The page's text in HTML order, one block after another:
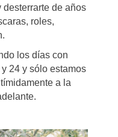
desterrarte de años
roles,
los días con
24 y sólo estamos
a la